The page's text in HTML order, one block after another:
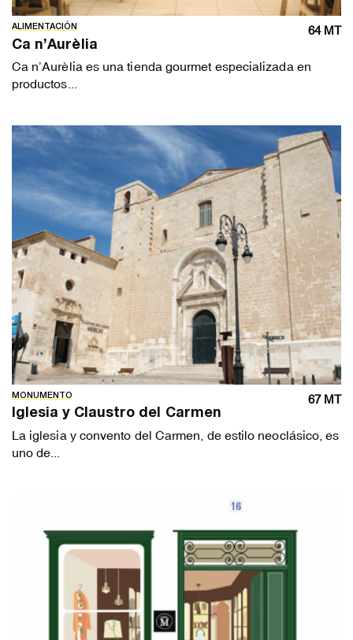
ALIMENTACIÓN 64 MT
Ca n’Aurèlia
Ca n’Aurèlia es una tienda gourmet especializada en
productos...
MONUMENTO 67 MT
Iglesia y Claustro del Carmen
La iglesia y convento del Carmen, de estilo neoclásico, es
uno de...